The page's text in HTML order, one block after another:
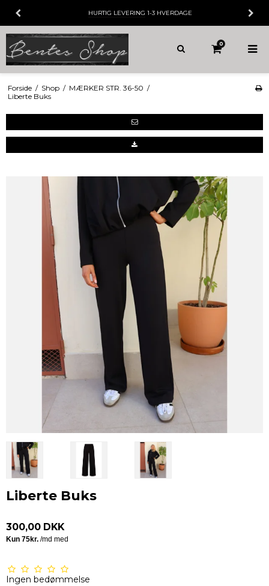
HURTIG LEVERING 1-3 HVERDAGE
0
Forside / Shop / MÆRKER STR. 36-50 /
Liberte Buks
Liberte Buks
300,00 DKK
Ingen bedømmelse